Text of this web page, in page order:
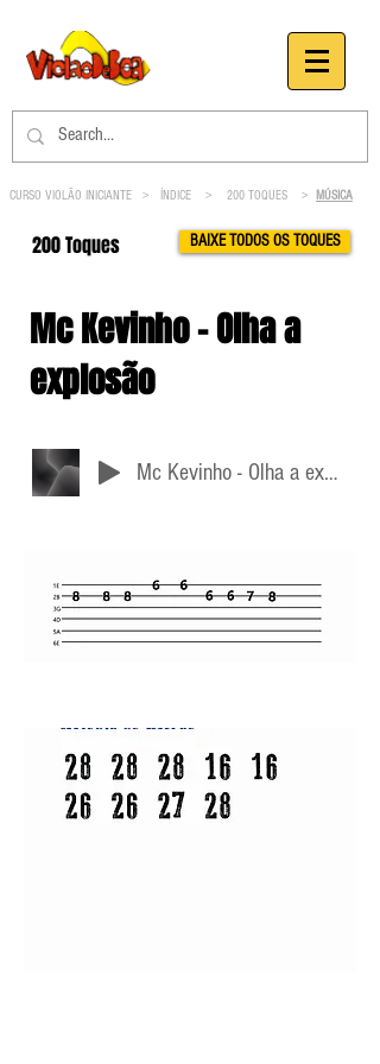
CURSO VIOLÃO INICIANTE > ÍNDICE > 200 TOQUES > MÚSICA
200 Toques BAIXE TODOS OS TOQUES
Mc Kevinho - Olha a
explosão
Mc Kevinho - Olha a explosão